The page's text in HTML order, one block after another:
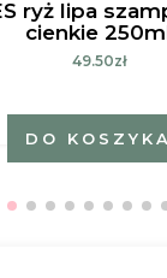
ryż lipa
cienkie
49.50zł
DO KOSZYKA